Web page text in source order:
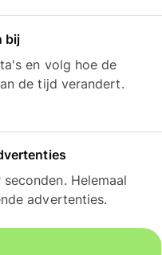
bij
en volg hoe de
de tijd verandert.
Helemaal
advertenties.